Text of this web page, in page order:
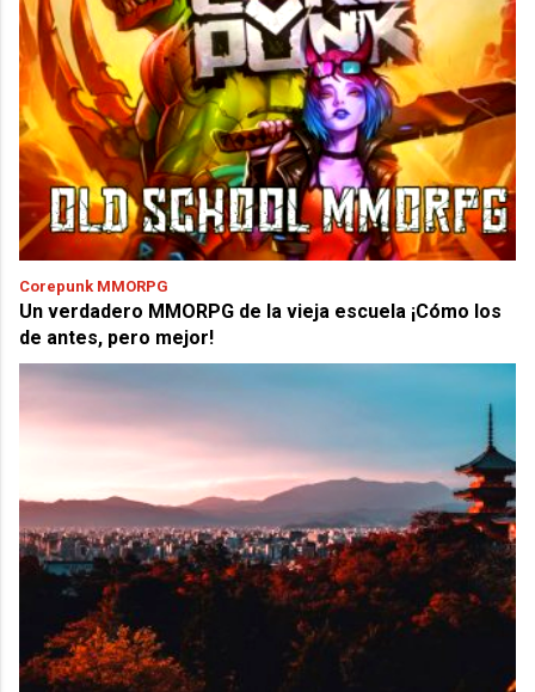
Corepunk MMORPG
Un verdadero MMORPG de la vieja escuela ¡Cómo los
de antes, pero mejor!